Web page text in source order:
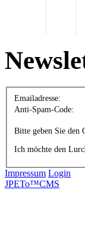
Emailadresse:
Anti-Spam-Code:
Bitte geben Sie den
Ich möchte den
Impressum Login
JPETo™CMS